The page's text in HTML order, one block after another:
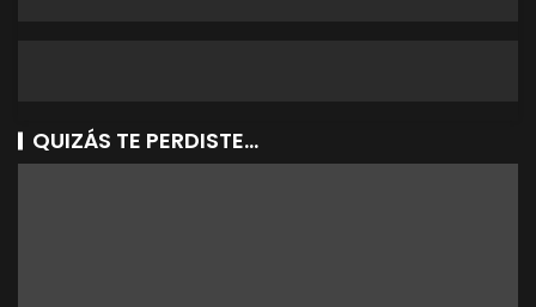
QUIZÁS TE PERDISTE...